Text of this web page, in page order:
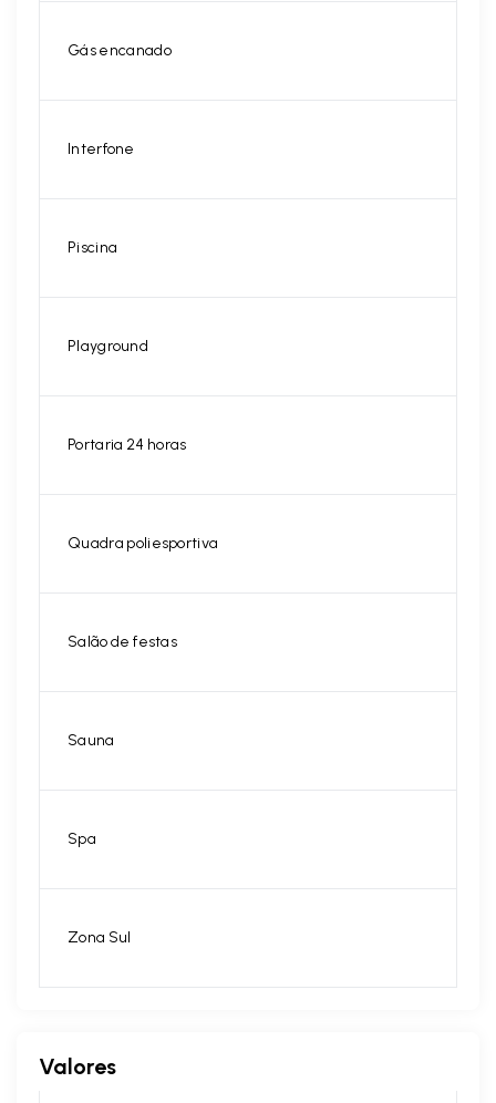
Gás encanado
Interfone
Piscina
Playground
Portaria 24 horas
Quadra poliesportiva
Salão de festas
Sauna
Spa
Zona Sul
Valores